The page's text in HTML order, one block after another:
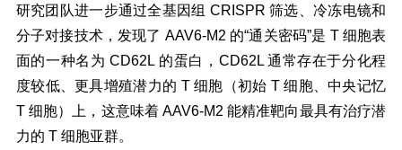
研究团队进一步通过全基因组 CRISPR 筛选、冷冻电镜和
分子对接技术，发现了 AAV6-M2 的“通关密码”是 T 细胞表
面的一种名为 CD62L 的蛋白，CD62L 通常存在于分化程
度较低、更具增殖潜力的 T 细胞（初始 T 细胞、中央记忆
T 细胞）上，这意味着 AAV6-M2 能精准靶向最具有治疗潜
力的 T 细胞亚群。